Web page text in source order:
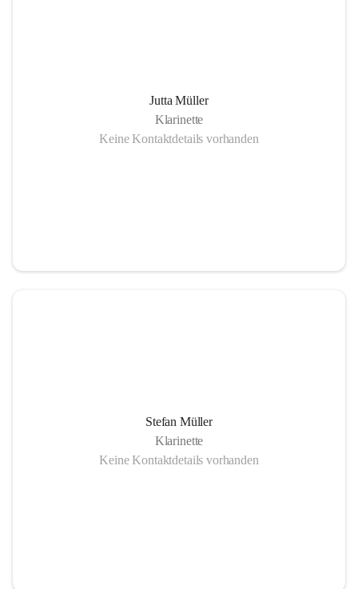
Jutta Müller
Klarinette
Keine Kontaktdetails vorhanden
Stefan Müller
Klarinette
Keine Kontaktdetails vorhanden